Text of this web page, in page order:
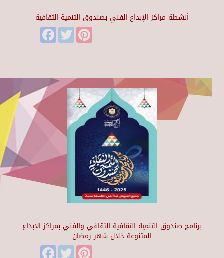
أنشطة مراكز الإبداع الفني بصندوق التنمية الثقافية
FacebookTwitter
برنامج صندوق التنمية الثقافية الثقافي والفني بمراكز الابداع
المتنوعة خلال شهر رمضان
FacebookTwitter